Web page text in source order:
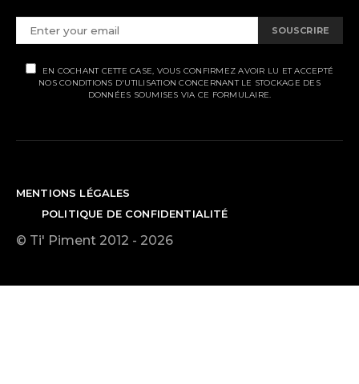
SOUSCRIRE
EN COCHANT CETTE CASE, VOUS CONFIRMEZ AVOIR LU ET ACCEPTÉ
NOS CONDITIONS D'UTILISATION CONCERNANT LE STOCKAGE DES
DONNÉES SOUMISES VIA CE FORMULAIRE.
MENTIONS LÉGALES
POLITIQUE DE CONFIDENTIALITÉ
© Ti' Piment 2012 - 2026